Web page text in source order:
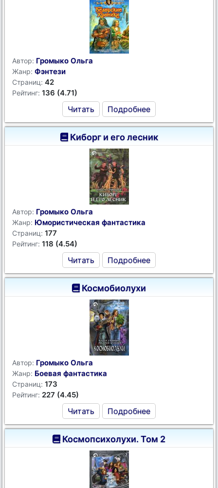
Автор: Громыко Ольга
Жанр: Фэнтези
Страниц: 42
Рейтинг: 136 (4.71)
Читать Подробнее
Киборг и его лесник
Автор: Громыко Ольга
Жанр: Юмористическая фантастика
Страниц: 177
Рейтинг: 118 (4.54)
Читать Подробнее
Космобиолухи
Автор: Громыко Ольга
Жанр: Боевая фантастика
Страниц: 173
Рейтинг: 227 (4.45)
Читать Подробнее
Космопсихолухи. Том 2